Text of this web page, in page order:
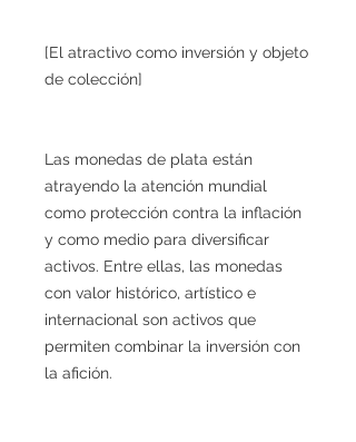
[El atractivo como inversión y objeto
de colección]
Las monedas de plata están
atrayendo la atención mundial
como protección contra la inflación
y como medio para diversificar
activos. Entre ellas, las monedas
con valor histórico, artístico e
internacional son activos que
permiten combinar la inversión con
la afición.